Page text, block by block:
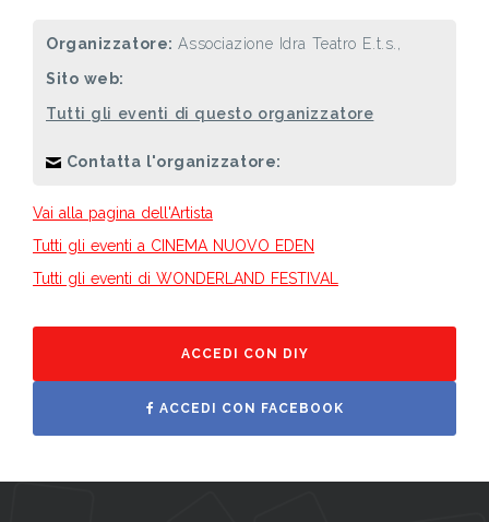
Organizzatore:Associazione Idra Teatro E.t.s.,
Sito web:
Tutti gli eventi di questo organizzatore
Contatta l'organizzatore:
Vai alla pagina dell'Artista
Tutti gli eventi a CINEMA NUOVO EDEN
Tutti gli eventi di WONDERLAND FESTIVAL
ACCEDI CON DIY
ACCEDI CON FACEBOOK